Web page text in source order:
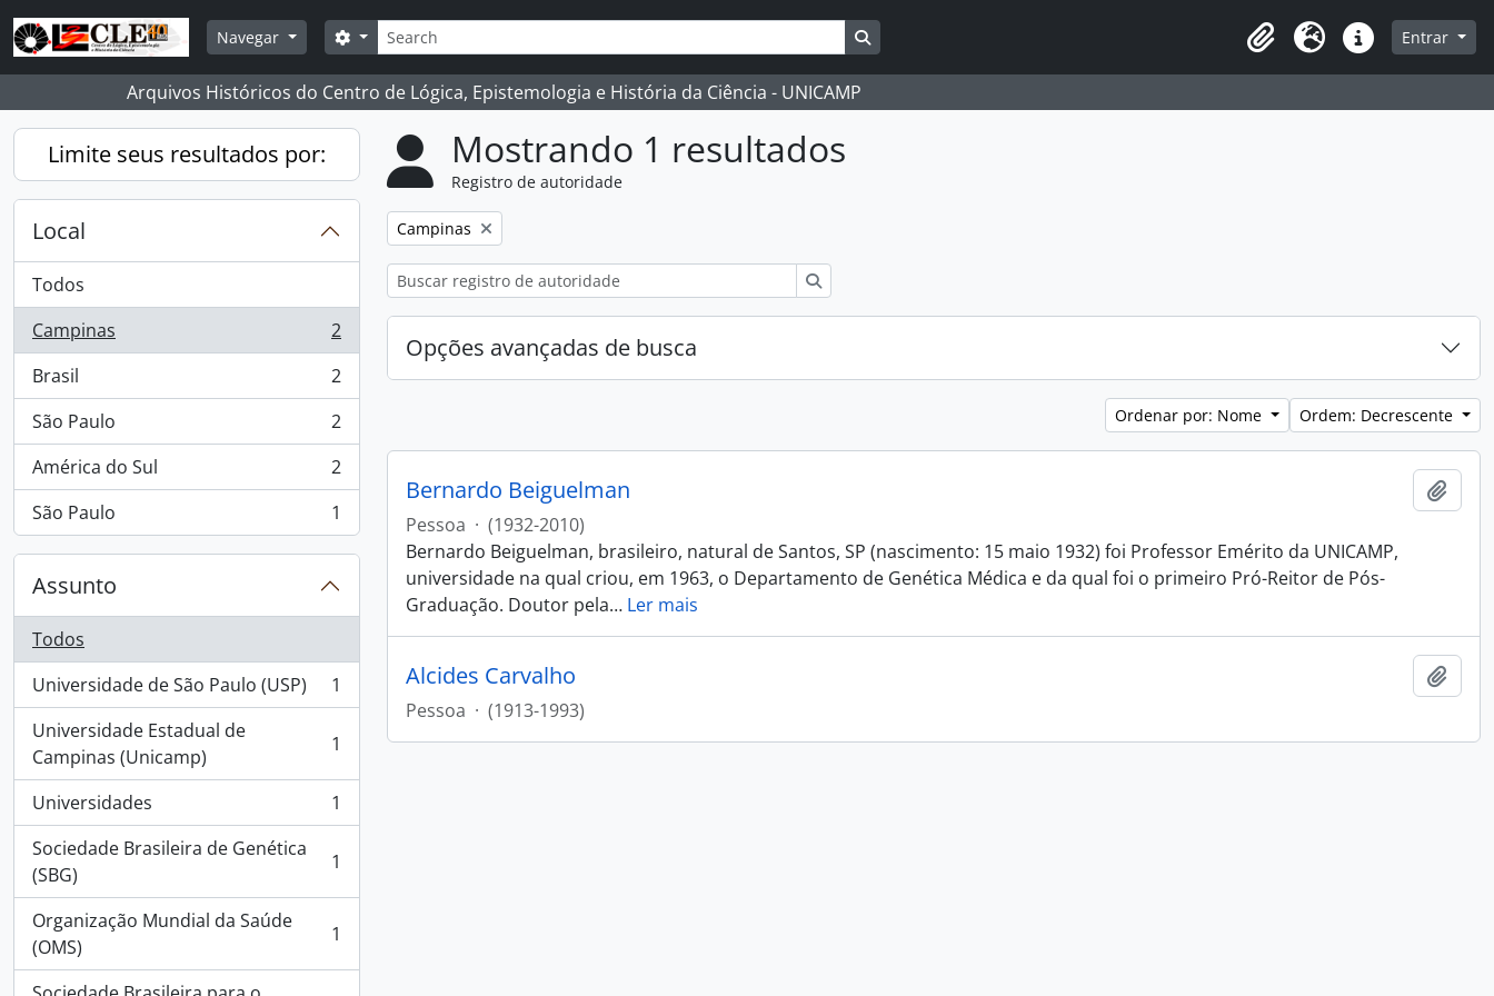
Skip to main content
Navegar
Buscar
Opções de busca
Clipboard
Idioma Atalhos Entrar
Arquivos Históricos do Centro de Lógica, Epistemologia e História da Ciência - UNICAMP
Limite seus resultados por:
Local
Todos
Campinas
, 2 resultados
2
Brasil
, 2 resultados
2
São Paulo
, 2 resultados
2
América do Sul
, 2 resultados
2
São Paulo
, 1 resultados 1
Assunto
Todos
Universidade de São Paulo (USP)
, 1 resultados
1
Universidade Estadual de
Campinas (Unicamp)
, 1 resultados 1
Universidades
, 1 resultados
1
Sociedade Brasileira de Genética
(SBG)
, 1 resultados 1
Organização Mundial da Saúde
(OMS)
, 1 resultados 1
Mostrando 1 resultados
Registro de autoridade
Remover filtro:
Campinas
Opções avançadas de busca
Ordenar por: Nome Ordem: Decrescente
Bernardo Beiguelman
Pessoa · (1932-2010)
Bernardo Beiguelman, brasileiro, natural de Santos, SP (nascimento: 15 maio 1932) foi Professor Emérito da UNICAMP,
universidade na qual criou, em 1963, o Departamento de Genética Médica e da qual foi o primeiro Pró-Reitor de Pós-
Graduação. Doutor pela… Ler mais
Alcides Carvalho
Pessoa · (1913-1993)